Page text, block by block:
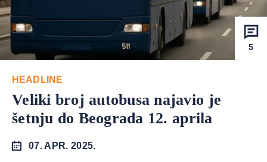
5
HEADLINE
Veliki broj autobusa najavio je
šetnju do Beograda 12. aprila
07. APR. 2025.